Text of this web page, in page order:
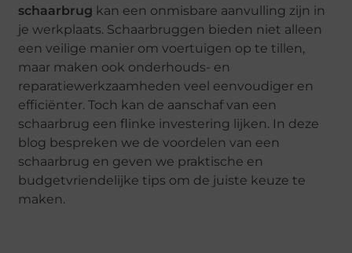
schaarbrug kan een onmisbare aanvulling zijn in
je werkplaats. Schaarbruggen bieden niet alleen
een veilige manier om voertuigen op te tillen,
maar maken ook onderhouds- en
reparatiewerkzaamheden veel eenvoudiger en
efficiënter. Toch kan de aanschaf van een
schaarbrug een flinke investering lijken. In deze
blog bespreken we de voordelen van een
schaarbrug en geven we praktische en
budgetvriendelijke tips om de juiste keuze te
maken.